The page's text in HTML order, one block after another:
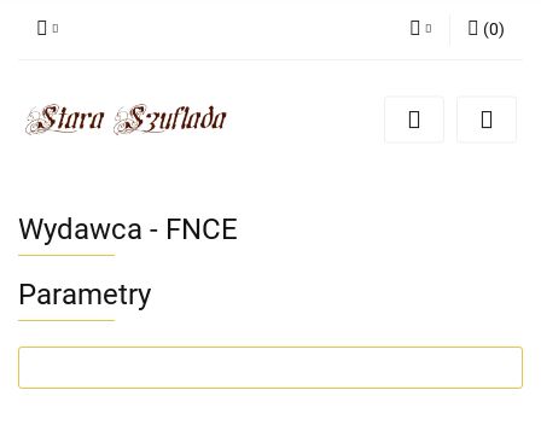
Zarejestruj się
(0)
Wydawca - FNCE
Parametry